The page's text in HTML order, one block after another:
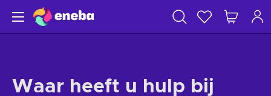
Waar heeft u hulp bij